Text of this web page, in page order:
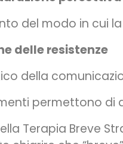
del modo in cui
delle resistenze
della
permettono di
Terapia Breve